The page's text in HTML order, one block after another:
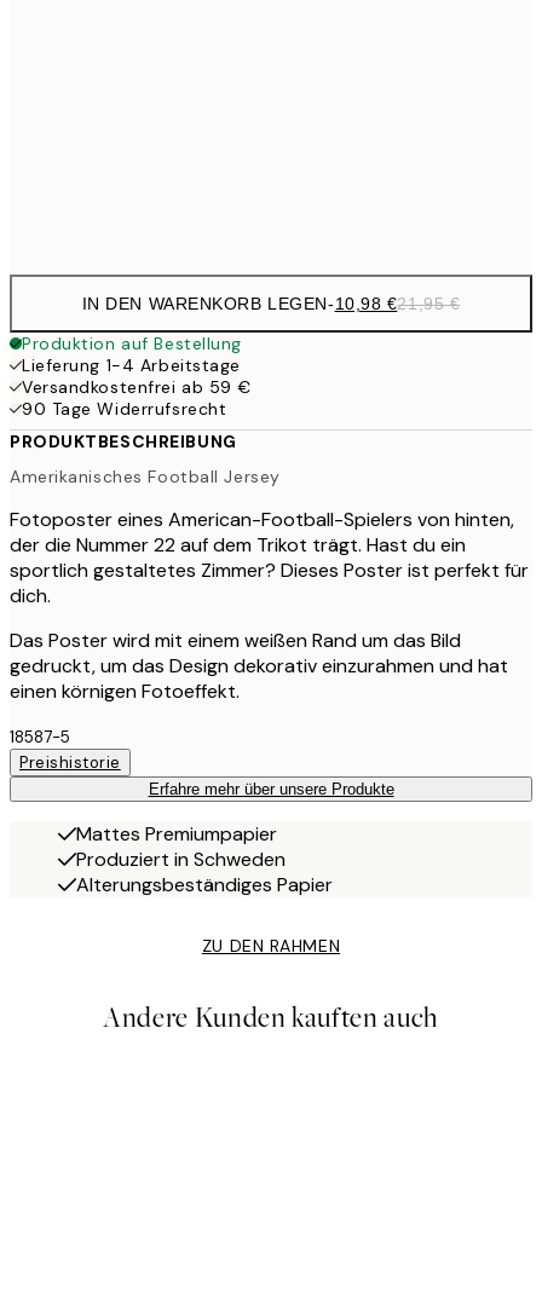
IN DEN WARENKORB LEGEN-10,98 €21,95 €
Produktion auf Bestellung
Lieferung 1-4 Arbeitstage
Versandkostenfrei ab 59 €
90 Tage Widerrufsrecht
PRODUKTBESCHREIBUNG
Amerikanisches Football Jersey
Fotoposter eines American-Football-Spielers von hinten,
der die Nummer 22 auf dem Trikot trägt. Hast du ein
sportlich gestaltetes Zimmer? Dieses Poster ist perfekt für
dich.
Das Poster wird mit einem weißen Rand um das Bild
gedruckt, um das Design dekorativ einzurahmen und hat
einen körnigen Fotoeffekt.
18587-5
Preishistorie
Erfahre mehr über unsere Produkte
Mattes Premiumpapier
Produziert in Schweden
Alterungsbeständiges Papier
ZU DEN RAHMEN
Andere Kunden kauften auch